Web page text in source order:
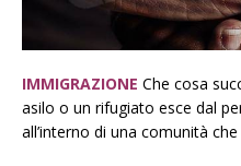
IMMIGRAZIONE Che cosa
asilo o un rifugiato esce dal
all’interno di una comunità